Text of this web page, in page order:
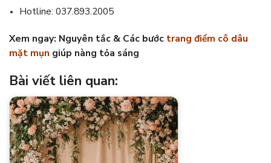
Hotline: 037.893.2005
Xem ngay: Nguyên tắc & Các bước trang điểm cô dâu
mặt mụn giúp nàng tỏa sáng
Bài viết liên quan: